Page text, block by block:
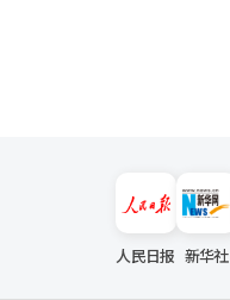
人民日报 新华社